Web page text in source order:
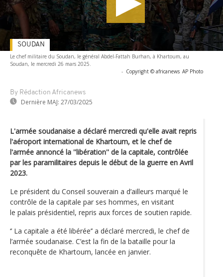
Le chef militaire du Soudan, le général Abdel-Fattah Burhan, à Khartoum, au
Soudan, le mercredi 26 mars 2025.
- Copyright © africanews AP Photo
By Rédaction Africanews
Dernière MAJ: 27/03/2025
SOUDAN
L'armée soudanaise a déclaré mercredi qu'elle avait repris
l'aéroport international de Khartoum, et le chef de
l'armée annoncé la ''libération'' de la capitale, contrôlée
par les paramilitaires depuis le début de la guerre en Avril
2023.
Le président du Conseil souverain a d’ailleurs marqué le
contrôle de la capitale par ses hommes, en visitant
le palais présidentiel, repris aux forces de soutien rapide.
‘’ La capitale a été libérée’’ a déclaré mercredi, le chef de
l’armée soudanaise. C’est la fin de la bataille pour la
reconquête de Khartoum, lancée en janvier.